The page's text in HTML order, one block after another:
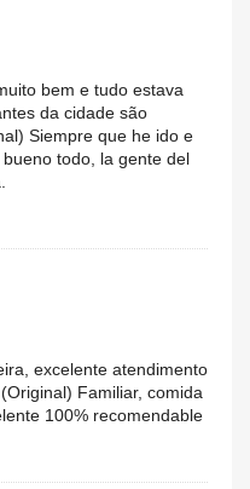
bem e tudo estava
da cidade são
Siempre que he ido e
todo, la gente del
excelente atendimento
Familiar, comida
100% recomendable